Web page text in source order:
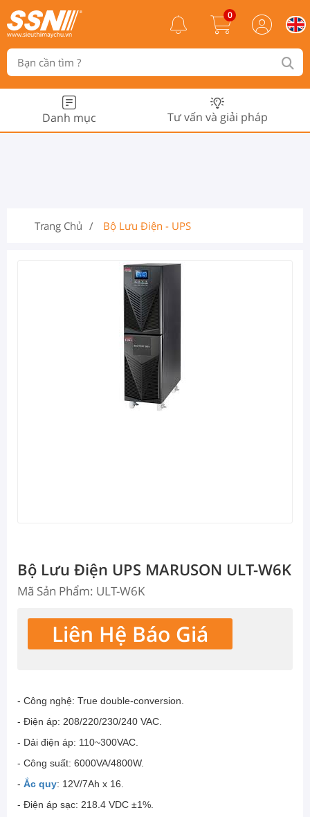
0
Danh mục Tư vấn và giải pháp
Trang Chủ Bộ Lưu Điện - UPS
Bộ Lưu Điện UPS MARUSON ULT-W6K
Mã Sản Phẩm: ULT-W6K
Liên Hệ Báo Giá
- Công nghệ: True double-conversion.
- Điện áp: 208/220/230/240 VAC.
- Dải điện áp: 110~300VAC.
- Công suất: 6000VA/4800W.
- Ắc quy: 12V/7Ah x 16.
- Điện áp sạc: 218.4 VDC ±1%.